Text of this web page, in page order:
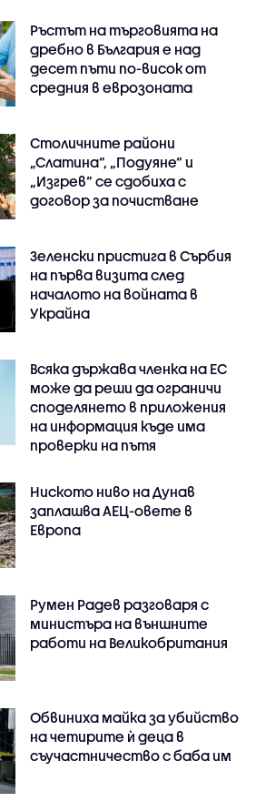
Ръстът на търговията на
дребно в България е над
десет пъти по-висок от
средния в еврозоната
Столичните райони
„Слатина“, „Подуяне“ и
„Изгрев“ се сдобиха с
договор за почистване
Зеленски пристига в Сърбия
на първа визита след
началото на войната в
Украйна
Всяка държава членка на ЕС
може да реши да ограничи
споделянето в приложения
на информация къде има
проверки на пътя
Ниското ниво на Дунав
заплашва АЕЦ-овете в
Европа
Румен Радев разговаря с
министъра на външните
работи на Великобритания
Обвиниха майка за убийство
на четирите ѝ деца в
съучастничество с баба им